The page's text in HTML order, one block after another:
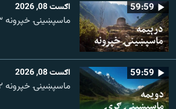
59:59 اګست 08, 2026
ماسپښینۍ خپرونه ۳
59:59 اګست 08, 2026
ماسپښينۍ خپرونه ۲